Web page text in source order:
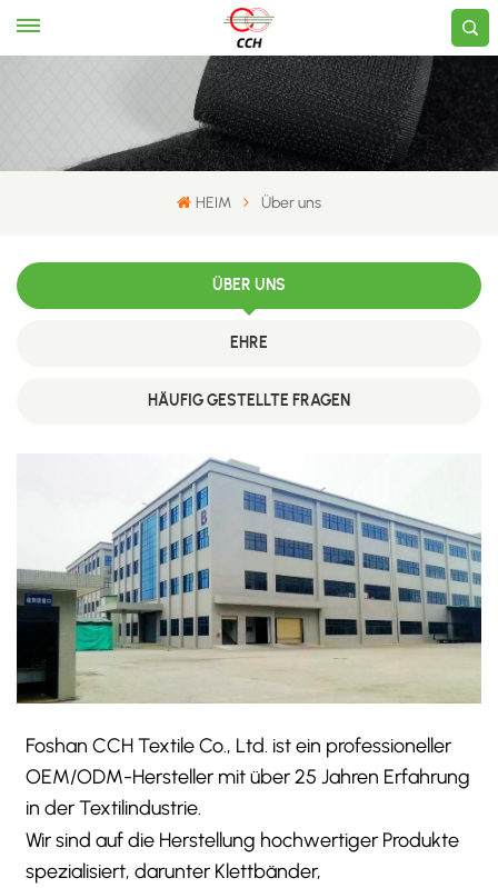
HEIM Über uns
ÜBER UNS
EHRE
HÄUFIG GESTELLTE FRAGEN
Foshan CCH Textile Co., Ltd. ist ein professioneller
OEM/ODM-Hersteller mit über 25 Jahren Erfahrung
in der Textilindustrie.
Wir sind auf die Herstellung hochwertiger Produkte
spezialisiert, darunter Klettbänder,